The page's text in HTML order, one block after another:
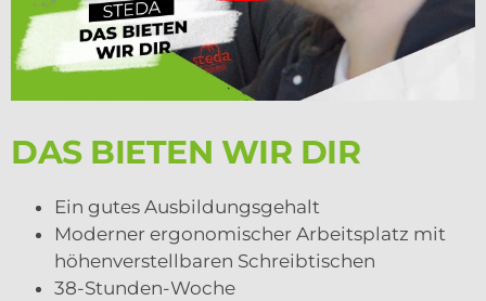
DAS BIETEN WIR DIR
Ein gutes Ausbildungsgehalt
Moderner ergonomischer Arbeitsplatz mit
höhenverstellbaren Schreibtischen
38-Stunden-Woche